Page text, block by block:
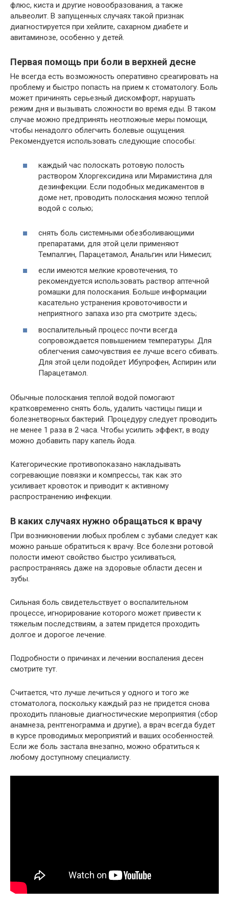
флюс, киста и другие новообразования, а также
альвеолит. В запущенных случаях такой признак
диагностируется при хейлите, сахарном диабете и
авитаминозе, особенно у детей.
Первая помощь при боли в верхней десне
Не всегда есть возможность оперативно среагировать на
проблему и быстро попасть на прием к стоматологу. Боль
может причинять серьезный дискомфорт, нарушать
режим дня и вызывать сложности во время еды. В таком
случае можно предпринять неотложные меры помощи,
чтобы ненадолго облегчить болевые ощущения.
Рекомендуется использовать следующие способы:
каждый час полоскать ротовую полость
раствором Хлоргексидина или Мирамистина для
дезинфекции. Если подобных медикаментов в
доме нет, проводить полоскания можно теплой
водой с солью;
снять боль системными обезболивающими
препаратами, для этой цели применяют
Темпалгин, Парацетамол, Анальгин или Нимесил;
если имеются мелкие кровотечения, то
рекомендуется использовать раствор аптечной
ромашки для полоскания. Больше информации
касательно устранения кровоточивости и
неприятного запаха изо рта смотрите здесь;
воспалительный процесс почти всегда
сопровождается повышением температуры. Для
облегчения самочувствия ее лучше всего сбивать.
Для этой цели подойдет Ибупрофен, Аспирин или
Парацетамол.
Обычные полоскания теплой водой помогают
кратковременно снять боль, удалить частицы пищи и
болезнетворных бактерий. Процедуру следует проводить
не менее 1 раза в 2 часа. Чтобы усилить эффект, в воду
можно добавить пару капель йода.
Категорические противопоказано накладывать
согревающие повязки и компрессы, так как это
усиливает кровоток и приводит к активному
распространению инфекции.
В каких случаях нужно обращаться к врачу
При возникновении любых проблем с зубами следует как
можно раньше обратиться к врачу. Все болезни ротовой
полости имеют свойство быстро усиливаться,
распространяясь даже на здоровые области десен и
зубы.
Сильная боль свидетельствует о воспалительном
процессе, игнорирование которого может привести к
тяжелым последствиям, а затем придется проходить
долгое и дорогое лечение.
Подробности о причинах и лечении воспаления десен
смотрите тут.
Считается, что лучше лечиться у одного и того же
стоматолога, поскольку каждый раз не придется снова
проходить плановые диагностические мероприятия (сбор
анамнеза, рентгенограмма и другие), а врач всегда будет
в курсе проводимых мероприятий и ваших особенностей.
Если же боль застала внезапно, можно обратиться к
любому доступному специалисту.